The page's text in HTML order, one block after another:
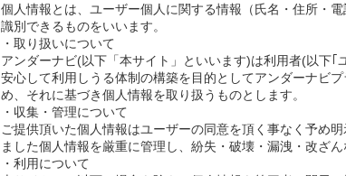
個人情報とは、ユーザー個人に関する情報（氏名・住所・
識別できるものをいいます。
・取り扱いについて
アンダーナビ(以下「本サイト」といいます)は利用者(以下
安心して利用しうる体制の構築を目的としてアンダーナビ
め、それに基づき個人情報を取り扱うものとします。
・収集・管理について
ご提供頂いた個人情報はユーザーの同意を頂く事なく予め
ました個人情報を厳重に管理し、紛失・破壊・漏洩・改ざ
・利用について